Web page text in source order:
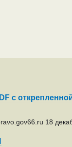
с
18